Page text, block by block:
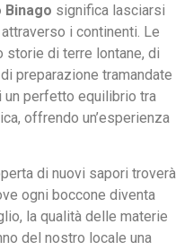
significa lasciarsi
i continenti. Le
storie di terre lontane, di
preparazione tramandate
un perfetto equilibrio tra
offrendo un’esperienza
di nuovi sapori troverà
ogni boccone diventa
la qualità delle materie
del nostro locale una